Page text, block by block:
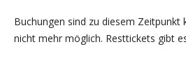
Buchungen sind zu diesem Zeitpunkt
nicht mehr möglich. Resttickets gibt